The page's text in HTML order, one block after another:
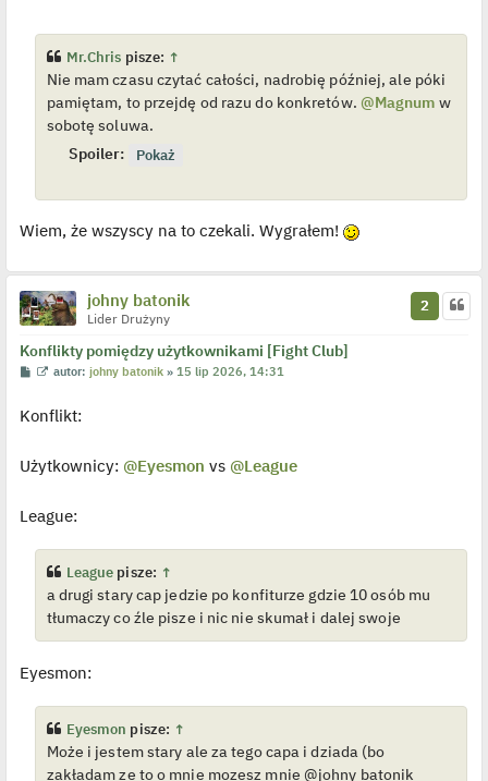
s
i
e
t
l
o
j
e
p
t
Mr.Chris pisze: ↑
Nie mam czasu czytać całości, nadrobię później, ale póki
pamiętam, to przejdę od razu do konkretów. @Magnum w
sobotę soluwa.
Spoiler:
Wiem, że wszyscy na to czekali. Wygrałem!
johny batonik
Lider Drużyny
Konflikty pomiędzy użytkownikami [Fight Club]
2
P
t
W
w
i
l
j
e
y
n
c
z
y
p
o
t
autor:johny batonik »15 lip 2026, 14:31
Konflikt:
Użytkownicy: @Eyesmon vs @League
League:
League pisze: ↑
a drugi stary cap jedzie po konfiturze gdzie 10 osób mu
tłumaczy co źle pisze i nic nie skumał i dalej swoje
Eyesmon:
Eyesmon pisze: ↑
Może i jestem stary ale za tego capa i dziada (bo
zakładam ze to o mnie mozesz mnie @johny batonik